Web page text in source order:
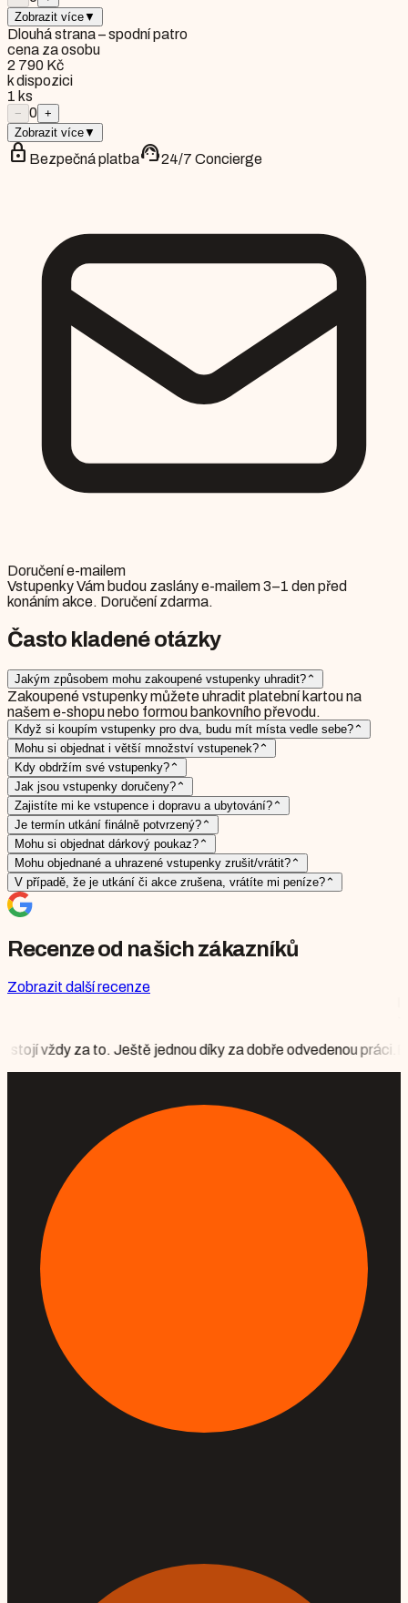
Zobrazit více▼
Dlouhá strana – spodní patro
cena za osobu
2 790 Kč
k dispozici
1 ks
− 0 +
Zobrazit více▼
lock Bezpečná platbasupport_agent24/7 Concierge
Doručení e-mailem
Vstupenky Vám budou zaslány e-mailem 3–1 den před
konáním akce. Doručení zdarma.
Často kladené otázky
Jakým způsobem mohu zakoupené vstupenky uhradit? ⌃
Zakoupené vstupenky můžete uhradit platební kartou na
našem e-shopu nebo formou bankovního převodu.
Když si koupím vstupenky pro dva, budu mít místa vedle sebe? ⌃
Mohu si objednat i větší množství vstupenek? ⌃
Kdy obdržím své vstupenky? ⌃
Jak jsou vstupenky doručeny? ⌃
Zajistíte mi ke vstupence i dopravu a ubytování? ⌃
Je termín utkání finálně potvrzený? ⌃
Mohu si objednat dárkový poukaz? ⌃
Mohu objednané a uhrazené vstupenky zrušit/vrátit? ⌃
V případě, že je utkání či akce zrušena, vrátíte mi peníze? ⌃
Recenze od našich zákazníků
Zobrazit další recenze
jednou díky za dobře odvedenou práci.Bylo to krásné, vše